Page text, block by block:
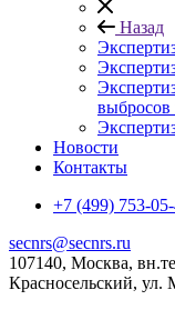
Назад
выбросов
Новости
Контакты
+7 (499) 753-
secnrs@secnrs.ru
107140, Москва,
Красносельский, ул.